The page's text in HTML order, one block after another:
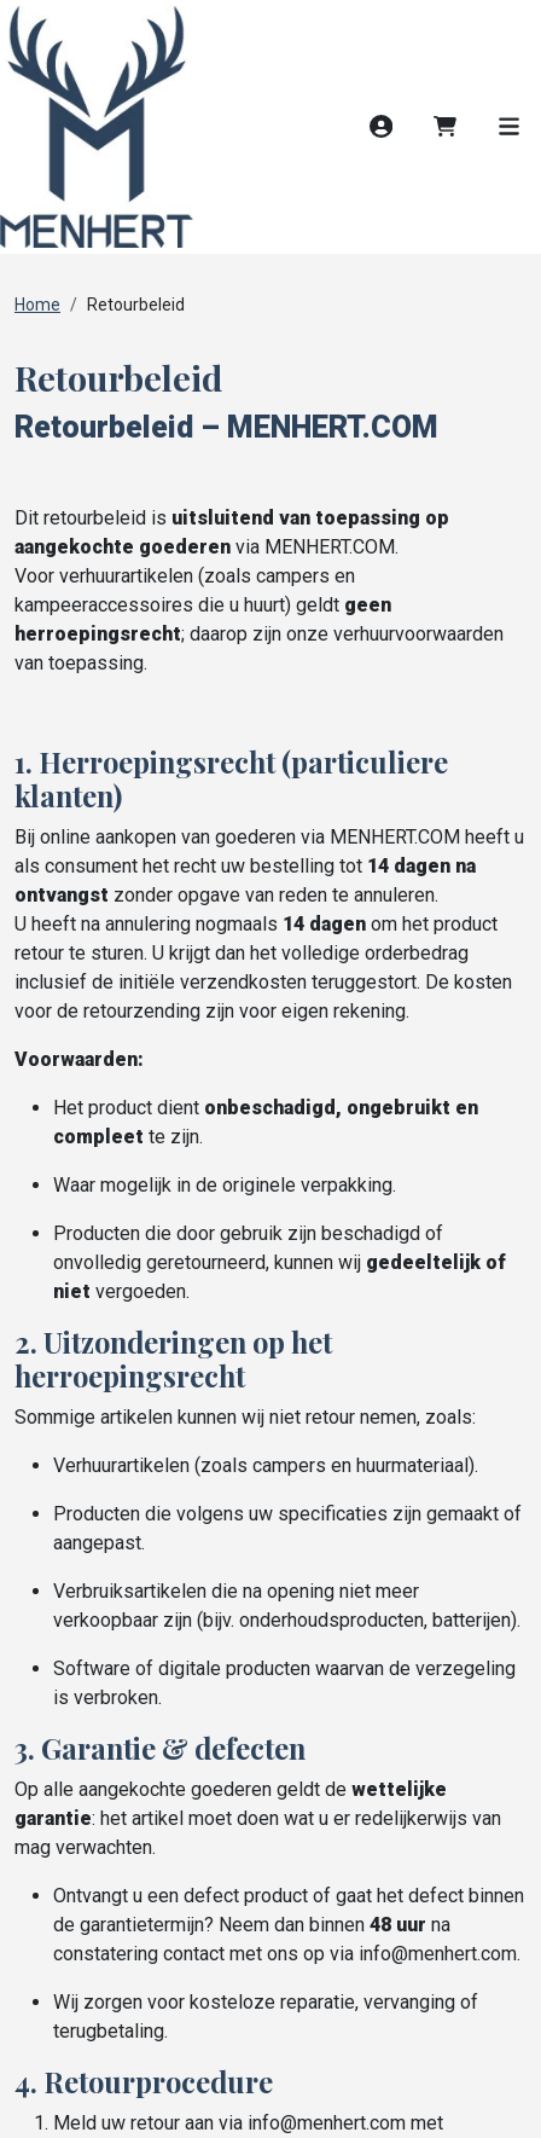
Account
Home Retourbeleid
Retourbeleid
Retourbeleid – MENHERT.COM
Dit retourbeleid is uitsluitend van toepassing op
aangekochte goederen via MENHERT.COM.
Voor verhuurartikelen (zoals campers en
kampeeraccessoires die u huurt) geldt geen
herroepingsrecht; daarop zijn onze verhuurvoorwaarden
van toepassing.
1. Herroepingsrecht (particuliere
klanten)
Bij online aankopen van goederen via MENHERT.COM heeft u
als consument het recht uw bestelling tot 14 dagen na
ontvangst zonder opgave van reden te annuleren.
U heeft na annulering nogmaals 14 dagen om het product
retour te sturen. U krijgt dan het volledige orderbedrag
inclusief de initiële verzendkosten teruggestort. De kosten
voor de retourzending zijn voor eigen rekening.
Voorwaarden:
Het product dient onbeschadigd, ongebruikt en
compleet te zijn.
Waar mogelijk in de originele verpakking.
Producten die door gebruik zijn beschadigd of
onvolledig geretourneerd, kunnen wij gedeeltelijk of
niet vergoeden.
2. Uitzonderingen op het
herroepingsrecht
Sommige artikelen kunnen wij niet retour nemen, zoals:
Verhuurartikelen (zoals campers en huurmateriaal).
Producten die volgens uw specificaties zijn gemaakt of
aangepast.
Verbruiksartikelen die na opening niet meer
verkoopbaar zijn (bijv. onderhoudsproducten, batterijen).
Software of digitale producten waarvan de verzegeling
is verbroken.
3. Garantie & defecten
Op alle aangekochte goederen geldt de wettelijke
garantie: het artikel moet doen wat u er redelijkerwijs van
mag verwachten.
Ontvangt u een defect product of gaat het defect binnen
de garantietermijn? Neem dan binnen 48 uur na
constatering contact met ons op via info@menhert.com.
Wij zorgen voor kosteloze reparatie, vervanging of
terugbetaling.
4. Retourprocedure
Meld uw retour aan via info@menhert.com met